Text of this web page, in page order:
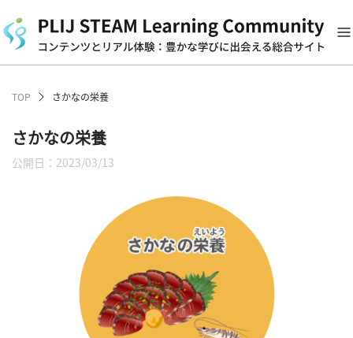
TOP さかなの栄養
さかなの栄養
公開日：2023/03/13